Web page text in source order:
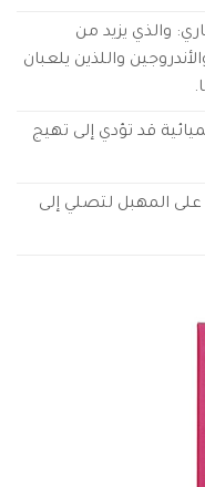
والذي يزيد من
واللذين يلعبان
قد تؤدي إلى تهيج
على المهبل لتصلي إلى